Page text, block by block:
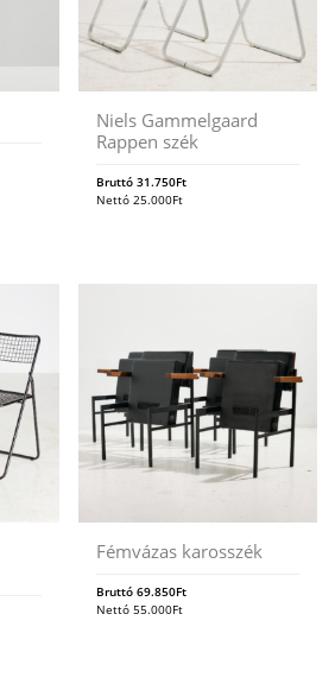
Niels Gammelgaard
Rappen szék
Bruttó31.750Ft
Nettó25.000Ft
Fémvázas karosszék
Bruttó69.850Ft
Nettó55.000Ft